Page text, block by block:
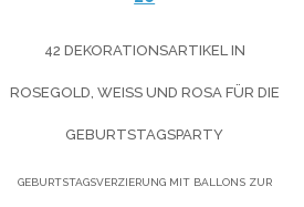
42 DEKORATIONSARTIKEL IN
ROSEGOLD, WEISS UND ROSA FÜR DIE G
EBURTSTAGSPARTY
GEBURTSTAGSVERZIERUNG MIT BALLONS ZUR